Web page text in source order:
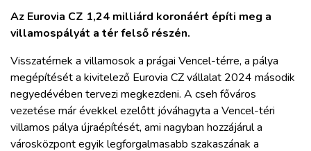
BELÉPÉS
REGISZTRÁCIÓ
Az Eurovia CZ 1,24 milliárd koronáért építi meg a
villamospályát a tér felső részén.
Visszatérnek a villamosok a prágai Vencel-térre, a pálya
megépítését a kivitelező Eurovia CZ vállalat 2024 második
negyedévében tervezi megkezdeni. A cseh főváros
vezetése már évekkel ezelőtt jóváhagyta a Vencel-téri
villamos pálya újraépítését, ami nagyban hozzájárul a
városközpont egyik legforgalmasabb szakaszának a